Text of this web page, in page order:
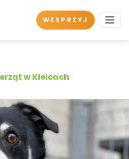
WESPRZYJ
w Kielcach